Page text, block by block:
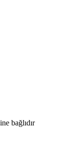
bağlıdır